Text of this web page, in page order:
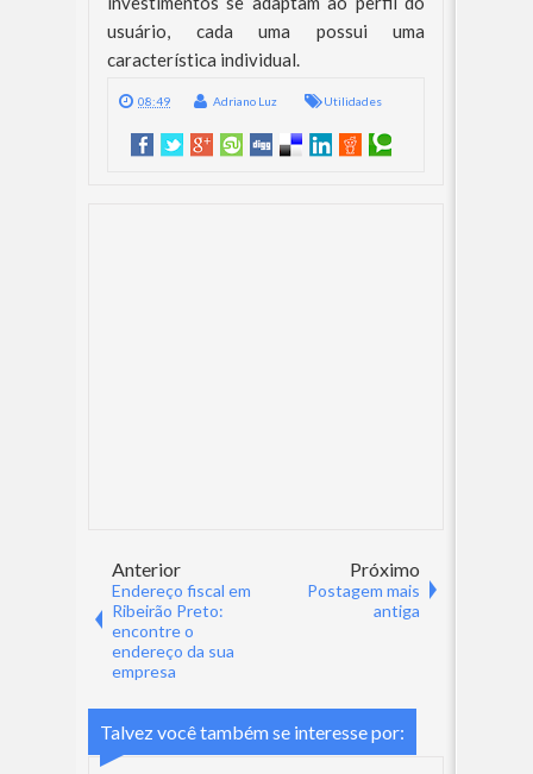
usuário, cada uma possui uma
característica individual.
08:49 Adriano Luz Utilidades
Anterior
Endereço fiscal em
Ribeirão Preto:
encontre o
endereço da sua
empresa
Próximo
Postagem mais
antiga
Talvez você também se interesse por: